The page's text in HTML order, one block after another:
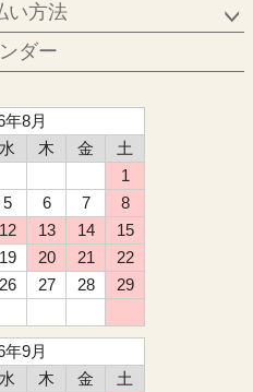
い方法
ダー
年8月
水 木 金
土
1
5 6 7
8
12 13 14
15
19 20 21
22
26 27 28
29
年9月
水 木 金
土